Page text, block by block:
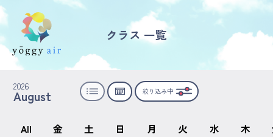
受講の流れ
料金について
インストラクター一覧
クラス 一覧
2026
August 絞り込み中
All
金
土
日
月
火
水
木